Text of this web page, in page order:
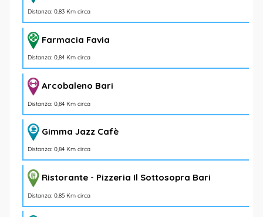
Distanza: 0,83 Km circa
Farmacia Favia
Distanza: 0,84 Km circa
Arcobaleno Bari
Distanza: 0,84 Km circa
Gimma Jazz Cafè
Distanza: 0,84 Km circa
Ristorante - Pizzeria Il Sottosopra Bari
Distanza: 0,85 Km circa